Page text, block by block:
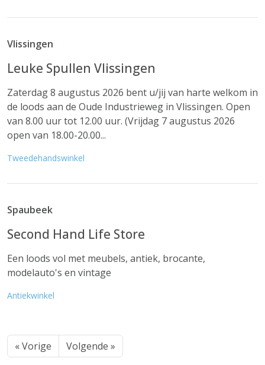
Vlissingen
Leuke Spullen Vlissingen
Zaterdag 8 augustus 2026 bent u/jij van harte welkom in
de loods aan de Oude Industrieweg in Vlissingen. Open
van 8.00 uur tot 12.00 uur. (Vrijdag 7 augustus 2026
open van 18.00-20.00...
Tweedehandswinkel
Spaubeek
Second Hand Life Store
Een loods vol met meubels, antiek, brocante,
modelauto's en vintage
Antiekwinkel
« Vorige Volgende »